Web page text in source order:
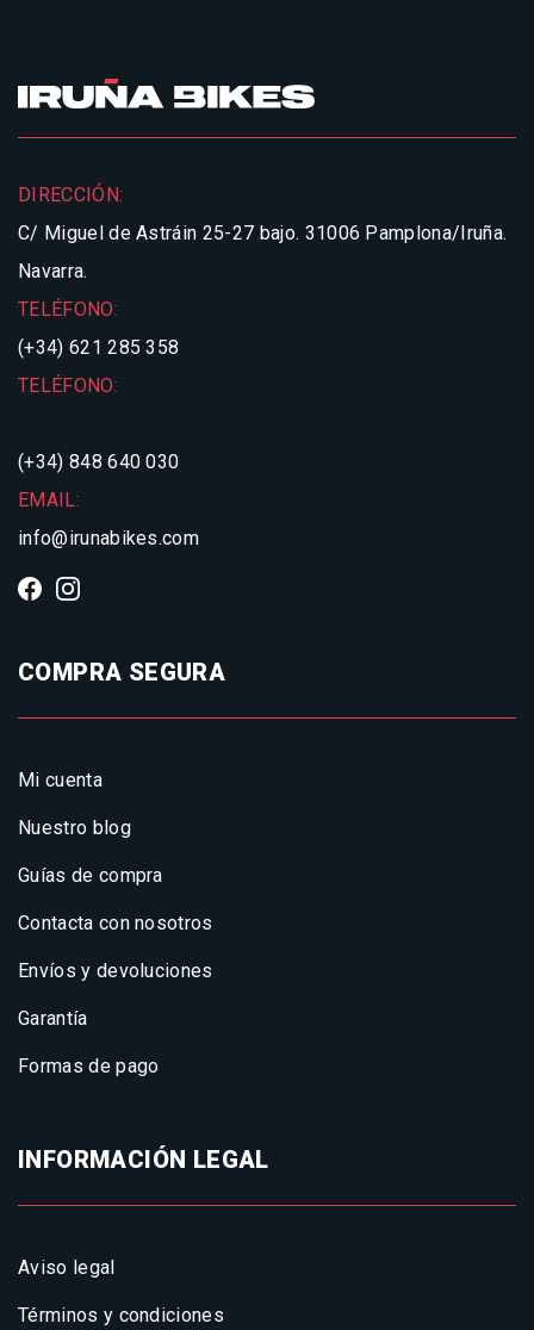
DIRECCIÓN:
C/ Miguel de Astráin 25-27 bajo. 31006 Pamplona/Iruña.
Navarra.
TELÉFONO:
(+34) 621 285 358
TELÉFONO:
(+34) 848 640 030
EMAIL:
info@irunabikes.com
COMPRA SEGURA
Mi cuenta
Nuestro blog
Guías de compra
Contacta con nosotros
Envíos y devoluciones
Garantía
Formas de pago
INFORMACIÓN LEGAL
Aviso legal
Términos y condiciones